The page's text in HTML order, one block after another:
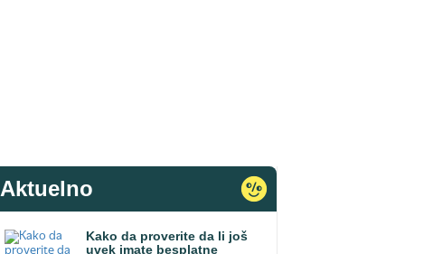
Aktuelno
Kako da proverite da li još
uvek imate besplatne